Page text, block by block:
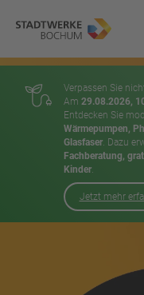
Verpassen Sie
Am 29.08.2026,
Entdecken Sie
Wärmepumpen,
Glasfaser. Dazu
Fachberatung,
Kinder.
Jetzt mehr
Hauptnavigation